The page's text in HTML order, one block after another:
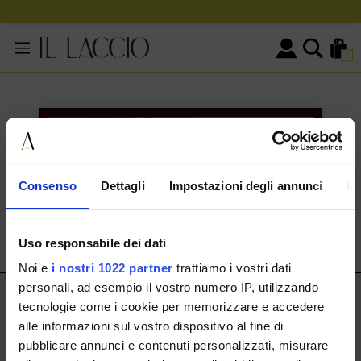
Consenso Dettagli Impostazioni degli annunci
Uso responsabile dei dati
Noi e i nostri 1022 partner trattiamo i vostri dati
personali, ad esempio il vostro numero IP, utilizzando
tecnologie come i cookie per memorizzare e accedere
alle informazioni sul vostro dispositivo al fine di
pubblicare annunci e contenuti personalizzati, misurare
0
KONTAKTINFORMATIONEN
Via Cassala 20 25126 Brescia
+393291008001
IL LACCIO
IL LACCIO